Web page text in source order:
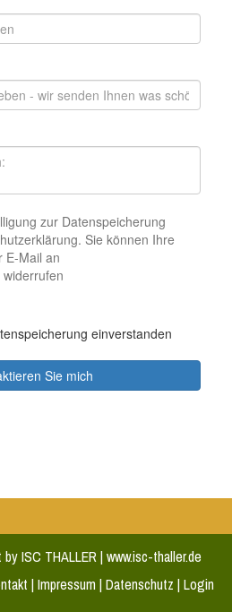
ISC THALLER|www.isc-thaller.de
|Impressum|Datenschutz |Login